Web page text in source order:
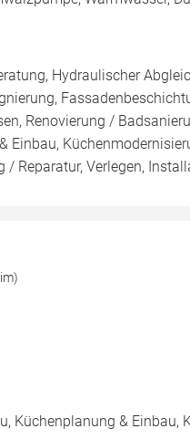
Hydraulischer
Renovierung /
Einbau,
Reparatur, Verlegen,
Küchenplanung & Einbau,